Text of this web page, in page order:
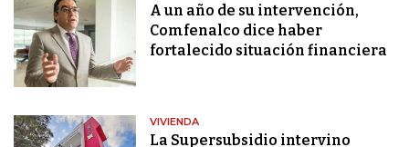
A un año de su intervención,
Comfenalco dice haber
fortalecido situación financiera
VIVIENDA
La Supersubsidio intervino